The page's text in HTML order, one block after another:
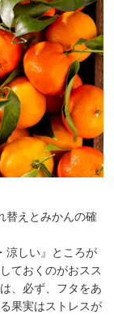
替えとみかんの確
涼しい』ところが
ておくのがおスス
、必ず、フタをあ
果実はストレスが